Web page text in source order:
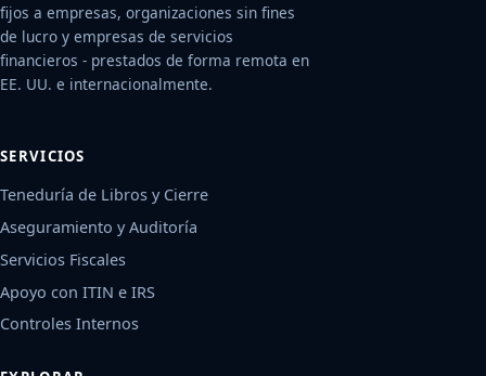
fijos a empresas, organizaciones sin fines
de lucro y empresas de servicios
financieros - prestados de forma remota en
EE. UU. e internacionalmente.
SERVICIOS
Teneduría de Libros y Cierre
Aseguramiento y Auditoría
Servicios Fiscales
Apoyo con ITIN e IRS
Controles Internos